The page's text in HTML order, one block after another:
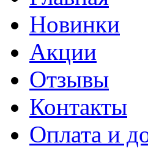
Новинки
Акции
Отзывы
Контакты
Оплата и